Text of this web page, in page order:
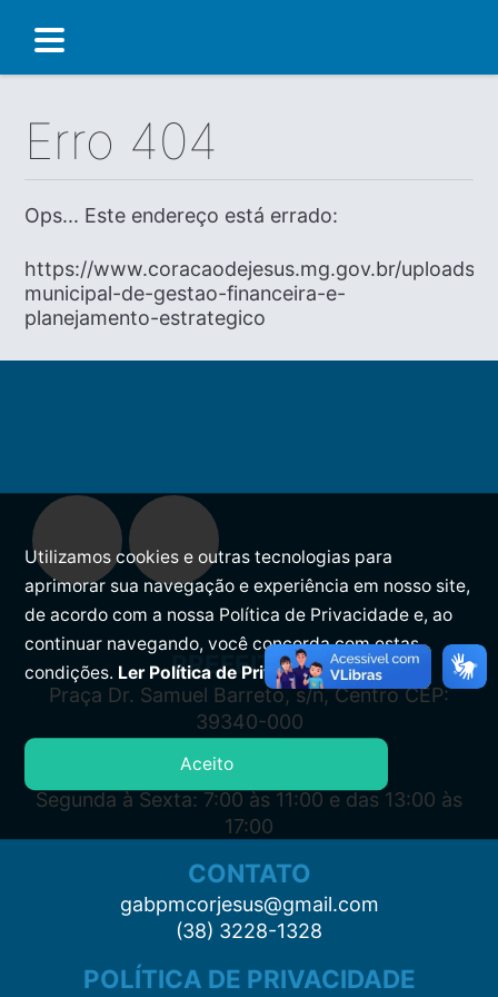
Erro 404
Ops... Este endereço está errado:
https://www.coracaodejesus.mg.gov.br/uploads/
municipal-de-gestao-financeira-e-
planejamento-estrategico
PREFEITURA
Praça Dr. Samuel Barreto, s/n, Centro CEP:
39340-000
ATENDIMENTO
Segunda à Sexta: 7:00 às 11:00 e das 13:00 às
17:00
CONTATO
gabpmcorjesus@gmail.com
(38) 3228-1328
POLÍTICA DE PRIVACIDADE
Utilizamos cookies e outras tecnologias para
aprimorar sua navegação e experiência em nosso site,
de acordo com a nossa Política de Privacidade e, ao
continuar navegando, você concorda com estas
condições. Ler Política de Privacidade.
Aceito